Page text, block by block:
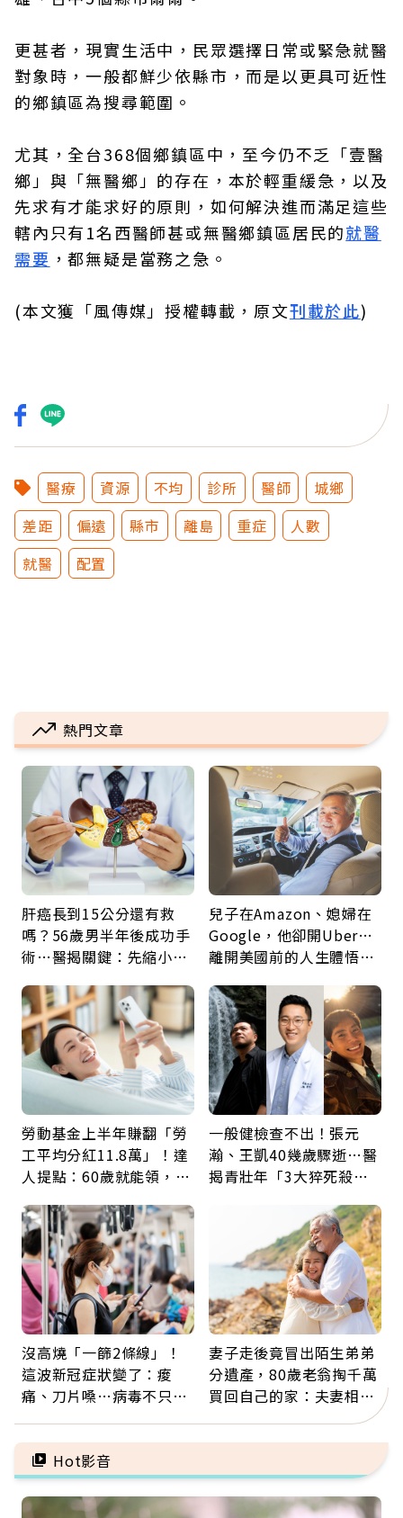
更甚者，現實生活中，民眾選擇日常或緊急就醫
對象時，一般都鮮少依縣市，而是以更具可近性
的鄉鎮區為搜尋範圍。
尤其，全台368個鄉鎮區中，至今仍不乏「壹醫
鄉」與「無醫鄉」的存在，本於輕重緩急，以及
先求有才能求好的原則，如何解決進而滿足這些
轄內只有1名西醫師甚或無醫鄉鎮區居民的就醫
需要 ，都無疑是當務之急。
(本文獲「風傳媒」授權轉載，原文刊載於此)
醫療 資源 不均 診所 醫師
城鄉
差距
偏遠 縣市 離島 重症
人數
就醫
配置
熱門文章
肝癌長到15公分還有救
嗎？56歲男半年後成功手
術…醫揭關鍵：先縮小腫
兒子在Amazon、媳婦在
Google，他卻開Uber…
離開美國前的人生體悟：
勞動基金上半年賺翻「勞
工平均分紅11.8萬」！達
人提點：60歲就能領，重
一般健檢查不出！張元
瀚、王凱40幾歲驟逝…醫
揭青壯年「3大猝死殺
沒高燒「一篩2條線」！
這波新冠症狀變了：痠
痛、刀片嗓…病毒不只攻
管發炎
妻子走後竟冒出陌生弟弟
分遺產，80歲老翁掏千萬
買回自己的家：夫妻相守
60年，卻輸給一個名字
Hot影音